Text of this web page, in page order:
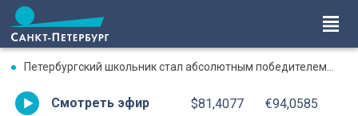
Петербургский школьник стал абсолютным победителем Международной олимпиады по ИИ
Смотреть эфир $81,4077 €94,0585